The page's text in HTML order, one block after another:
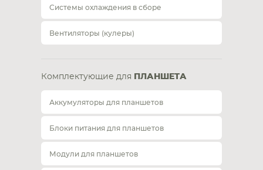
Системы охлаждения в сборе
Вентиляторы (кулеры)
Комплектующие для ПЛАНШЕТА
Аккумуляторы для планшетов
Блоки питания для планшетов
Модули для планшетов